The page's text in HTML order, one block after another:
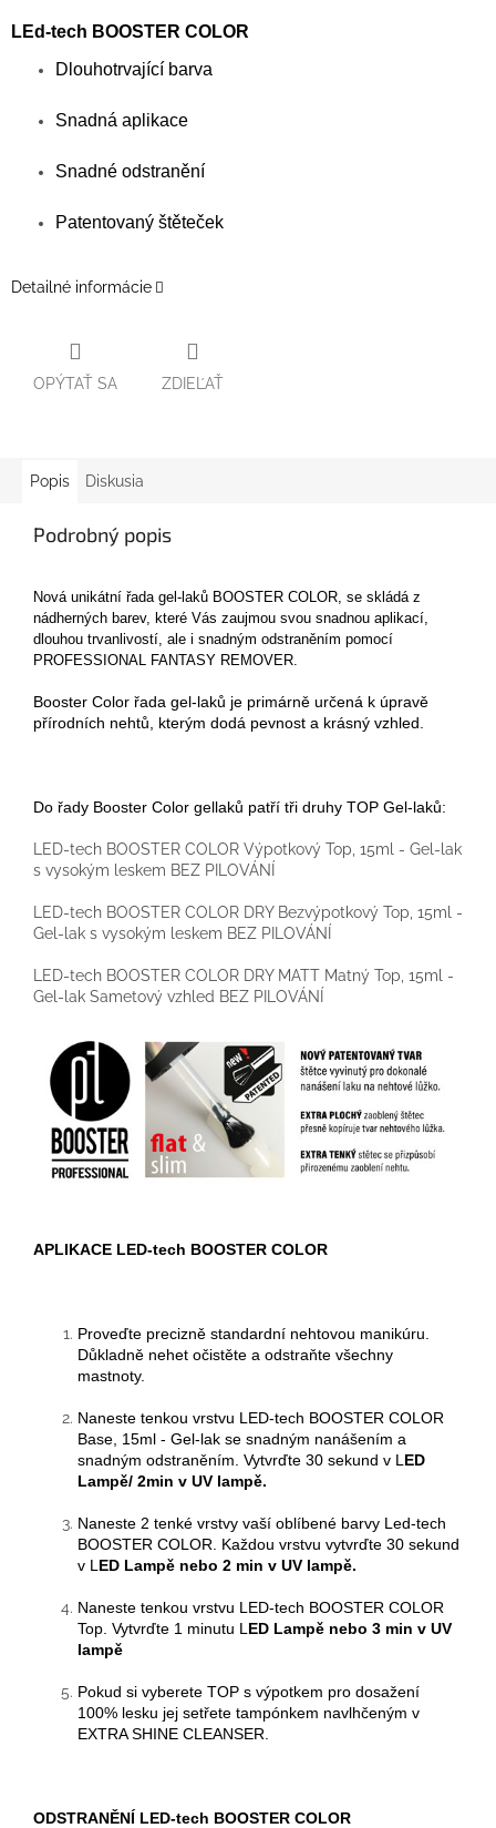
LEd-tech BOOSTER COLOR
Dlouhotrvající barva
Snadná aplikace
Snadné odstranění
Patentovaný štěteček
Detailné informácie
OPÝTAŤ SA ZDIEĽAŤ
Popis Diskusia
Podrobný popis
Nová unikátní řada gel-laků BOOSTER COLOR, se skládá z
nádherných barev, které Vás zaujmou svou snadnou aplikací,
dlouhou trvanlivostí, ale i snadným odstraněním pomocí
PROFESSIONAL FANTASY REMOVER.
Booster Color řada gel-laků je primárně určená k úpravě
přírodních nehtů, kterým dodá pevnost a krásný vzhled.
Do řady Booster Color gellaků patří tři druhy TOP Gel-laků:
LED-tech BOOSTER COLOR Výpotkový Top, 15ml - Gel-lak
s vysokým leskem BEZ PILOVÁNÍ
LED-tech BOOSTER COLOR DRY Bezvýpotkový Top, 15ml -
Gel-lak s vysokým leskem BEZ PILOVÁNÍ
LED-tech BOOSTER COLOR DRY MATT Matný Top, 15ml -
Gel-lak Sametový vzhled BEZ PILOVÁNÍ
APLIKACE LED-tech BOOSTER COLOR
Proveďte precizně standardní nehtovou manikúru.
Důkladně nehet očistěte a odstraňte všechny
mastnoty.
Naneste tenkou vrstvu LED-tech BOOSTER COLOR
Base, 15ml - Gel-lak se snadným nanášením a
snadným odstraněním. Vytvrďte 30 sekund v L ED
Lampě/ 2min v UV lampě.
Naneste 2 tenké vrstvy vaší oblíbené barvy Led-tech
BOOSTER COLOR . Každou vrstvu vytvrďte 30 sekund
v L ED Lampě nebo 2 min v UV lampě.
Naneste tenkou vrstvu LED-tech BOOSTER COLOR
Top. Vytvrďte 1 minutu L ED Lampě nebo 3 min v UV
lampě
Pokud si vyberete TOP s výpotkem pro dosažení
100% lesku jej setřete tampónkem navlhčeným v
EXTRA SHINE CLEANSER.
ODSTRANĚNÍ LED-tech BOOSTER COLOR